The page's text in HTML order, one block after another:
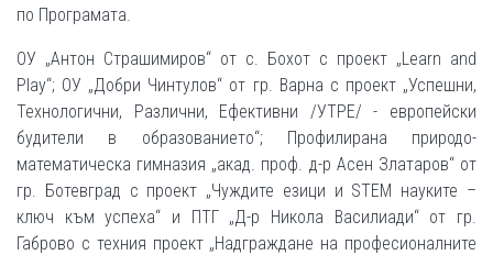
по Програмата.
ОУ „Антон Страшимиров“ от с. Бохот с проект „Learn and
Play“; ОУ „Добри Чинтулов“ от гр. Варна с проект „Успешни,
Технологични, Различни, Ефективни /УТРЕ/ - европейски
будители в образованието“; Профилирана природо-
математическа гимназия „акад. проф. д-р Асен Златаров“ от
гр. Ботевград с проект „Чуждите езици и STEM науките –
ключ към успеха“ и ПТГ „Д-р Никола Василиади“ от гр.
Габрово с техния проект „Надграждане на професионалните